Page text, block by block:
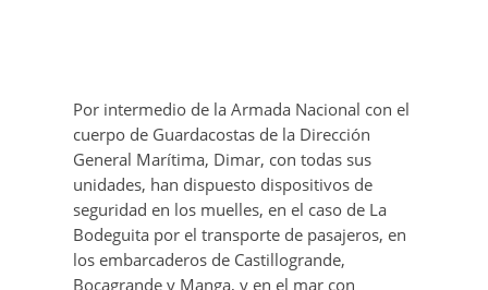
Por intermedio de la Armada Nacional con el
cuerpo de Guardacostas de la Dirección
General Marítima, Dimar, con todas sus
unidades, han dispuesto dispositivos de
seguridad en los muelles, en el caso de La
Bodeguita por el transporte de pasajeros, en
los embarcaderos de Castillogrande,
Bocagrande y Manga, y en el mar con